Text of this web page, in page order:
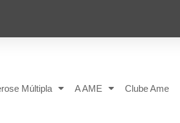
Múltipla A AME Clube Ame